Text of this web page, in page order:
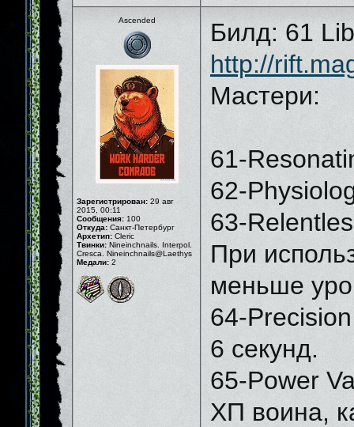
Ascended
Зарегистрирован: 29 авг
2015, 00:11
Сообщения: 100
Откуда: Санкт-Петербург
Архетип: Cleric
Твинки: Nineinchnails. Interpol.
Cresca. Nineinchnails@Laethys
Медали: 2
Билд: 61
http://
Мастери:
61-
62-
63-
При
меньше
64-
6 секунд.
65-Power
ХП воина,